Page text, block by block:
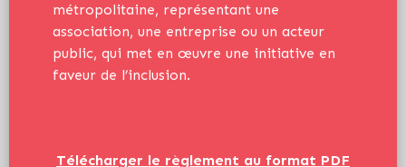
métropolitaine, représentant une
association, une entreprise ou un acteur
public, qui met en œuvre une initiative en
faveur de l’inclusion.
Télécharger le règlement au format PDF